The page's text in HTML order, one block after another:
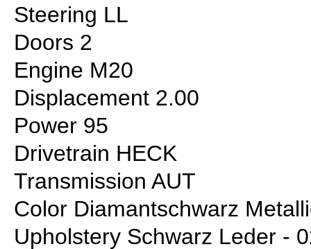
Steering LL
Doors 2
Engine M20
Displacement 2.00
Power 95
Drivetrain HECK
Transmission AUT
Color Diamantschwarz
Upholstery Schwarz Leder -